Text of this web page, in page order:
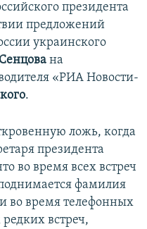
президента
предложений
украинского
на
«РИА Новости-
.
ложь, когда
президента
во время всех встреч
фамилия
во время телефонных
встреч,